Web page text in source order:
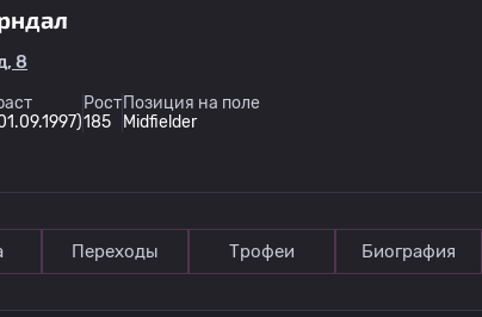
8
Рост
185
Позиция на поле
Midfielder
Переходы Трофеи Биография